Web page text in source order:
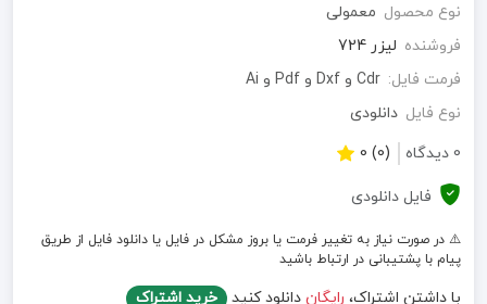
نوع محصول معمولی
فروشنده لیزر 724
فرمت فایل: Cdr و Dxf و Pdf و Ai
نوع فایل دانلودی
0 دیدگاه
(0) 0
فایل دانلودی
⚠️ در صورت نیاز به تغییر فرمت یا بروز مشکل در فایل یا دانلود فایل از طریق
پیام با پشتیبانی در ارتباط باشید
با داشتن اشتراک، رایگان دانلود کنید خرید اشتراک